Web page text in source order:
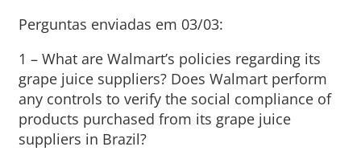
Perguntas enviadas em 03/03:
1 – What are Walmart’s policies regarding its
grape juice suppliers? Does Walmart perform
any controls to verify the social compliance of
products purchased from its grape juice
suppliers in Brazil?